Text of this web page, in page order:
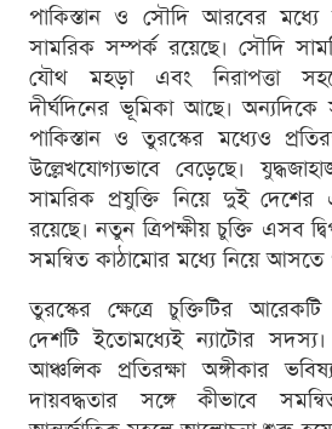
পাকিস্তান ও সৌদি আরবের
সামরিক সম্পর্ক রয়েছে। সৌদি
যৌথ মহড়া এবং নিরাপত্তা
দীর্ঘদিনের ভূমিকা আছে।
পাকিস্তান ও তুরস্কের মধ্যেও
উল্লেখযোগ্যভাবে বেড়েছে।
সামরিক প্রযুক্তি নিয়ে দুই
রয়েছে। নতুন ত্রিপক্ষীয় চুক্তি এসব
সমন্বিত কাঠামোর মধ্যে নিয়ে আসতে
তুরস্কের ক্ষেত্রে চুক্তিটির
দেশটি ইতোমধ্যেই ন্যাটোর
আঞ্চলিক প্রতিরক্ষা অঙ্গীকার
দায়বদ্ধতার সঙ্গে কীভাবে